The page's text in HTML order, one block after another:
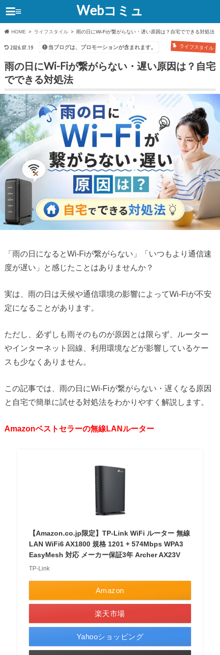
Webコミュ
≡
HOME ライフスタイル 雨の日にWi-Fiが繋がらない・遅い原因は？自宅でできる対処法
2026.07.19 ライフスタイル
当ブログは、プロモーションが含まれます。
雨の日にWi-Fiが繋がらない・遅い原因は？自宅
でできる対処法
「雨の日になるとWi-Fiが繋がらない」「いつもより通信速
度が遅い」と感じたことはありませんか？
実は、雨の日は天候や通信環境の影響によってWi-Fiが不安
定になることがあります。
ただし、必ずしも雨そのものが原因とは限らず、ルーター
やインターネット回線、利用環境などが影響しているケー
スも少なくありません。
この記事では、雨の日にWi-Fiが繋がらない・遅くなる原因
と自宅で簡単に試せる対処法をわかりやすく解説します。
Amazonベストセラーの無線LANルーター
【Amazon.co.jp限定】TP-Link WiFi ルーター 無線
LAN WiFi6 AX1800 規格 1201 + 574Mbps WPA3
EasyMesh 対応 メーカー保証3年 Archer AX23V
TP-Link
Amazon
楽天市場
Yahooショッピング